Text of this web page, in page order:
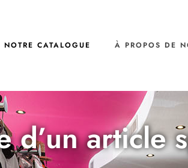
NOTRE CATALOGUE À PROPOS DE
d’un article